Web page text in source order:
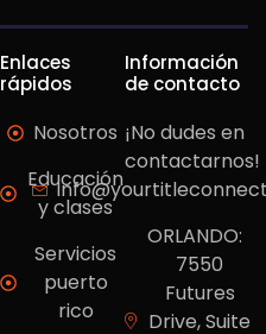
Enlaces
rápidos
Nosotros
Educación
y clases
Servicios
puerto
rico
Información
de contacto
¡No dudes en
contactarnos!
ORLANDO:
7550
Futures
Drive, Suite